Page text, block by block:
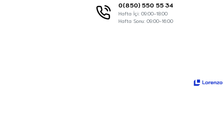
0(850) 550 55 34
Hafta İçi: 09:00-18:00
Hafta Sonu: 09:00-16:00